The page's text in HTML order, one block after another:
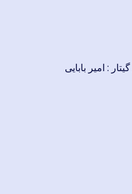
: امیر بابایی